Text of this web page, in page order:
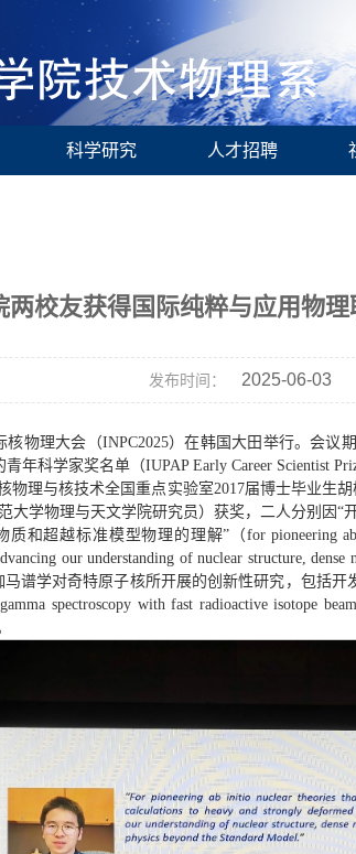
科学研究 人才招聘
两校友获得国际纯粹与应用物
发布时间： 2025-06-03
核物理大会（INPC2025）在韩国大田举行。会
年科学家奖名单（IUPAP Early Career Scientist
理与核技术全国重点实验室2017届博士毕业生
大学物理与天文学院研究员）获奖，二人分别因
和超越标准模型物理的理解”（for pioneering ab
our understanding of nuclear structure, dense
谱学对奇特原子核所开展的创新性研究，包括开
spectroscopy with fast radioactive isotope